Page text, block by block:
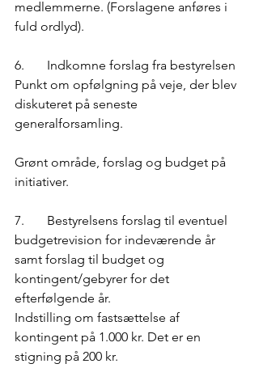
medlemmerne. (Forslagene anføres i
fuld ordlyd).
6.	Indkomne forslag fra bestyrelsen
Punkt om opfølgning på veje, der blev
diskuteret på seneste
generalforsamling.
Grønt område, forslag og budget på
initiativer.
7.	Bestyrelsens forslag til eventuel
budgetrevision for indeværende år
samt forslag til budget og
kontingent/gebyrer for det
efterfølgende år.
Indstilling om fastsættelse af
kontingent på 1.000 kr. Det er en
stigning på 200 kr.